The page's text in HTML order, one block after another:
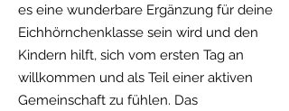
es eine wunderbare Ergänzung für deine
Eichhörnchenklasse sein wird und den
Kindern hilft, sich vom ersten Tag an
willkommen und als Teil einer aktiven
Gemeinschaft zu fühlen. Das